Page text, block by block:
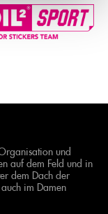
und
auf dem Feld und in
dem Dach der
im Damen